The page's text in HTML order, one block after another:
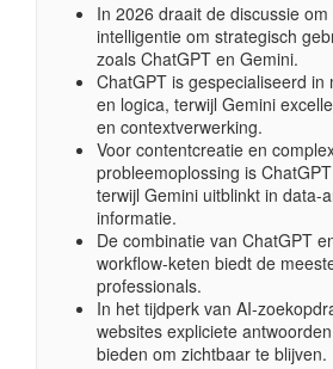
In 2026 draait de discussie
intelligentie om strategisch
zoals ChatGPT en Gemini.
ChatGPT is gespecialiseerd in
en logica, terwijl Gemini
en contextverwerking.
Voor contentcreatie en
probleemoplossing is
terwijl Gemini uitblinkt in data-
informatie.
De combinatie van ChatGPT
workflow-keten biedt de
professionals.
In het tijdperk van AI-
websites expliciete
bieden om zichtbaar te blijven.